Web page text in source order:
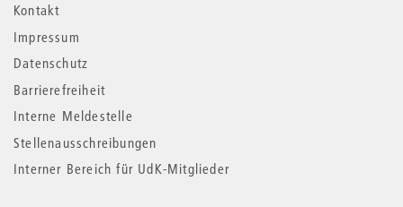
Kontakt
Impressum
Datenschutz
Barrierefreiheit
Interne Meldestelle
Stellenausschreibungen
Interner Bereich für UdK-Mitglieder